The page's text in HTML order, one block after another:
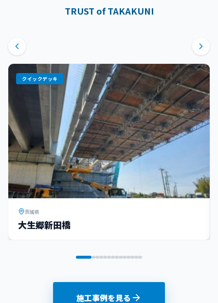
TRUST of TAKAKUNI
クイックデッキ
茨城県
大生郷新田橋
施工事例を見る